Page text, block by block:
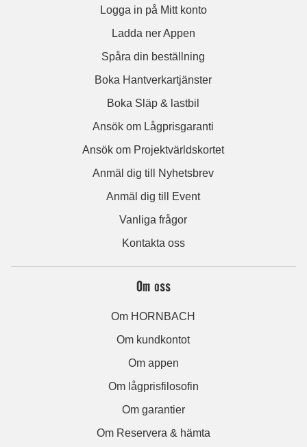
Logga in på Mitt konto
Ladda ner Appen
Spåra din beställning
Boka Hantverkartjänster
Boka Släp & lastbil
Ansök om Lågprisgaranti
Ansök om Projektvärldskortet
Anmäl dig till Nyhetsbrev
Anmäl dig till Event
Vanliga frågor
Kontakta oss
Om oss
Om HORNBACH
Om kundkontot
Om appen
Om lågprisfilosofin
Om garantier
Om Reservera & hämta